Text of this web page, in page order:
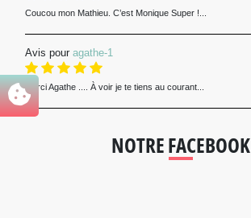
Coucou mon Mathieu. C’est Monique Super !...
Avis pour agathe-1
Merci Agathe .... À voir je te tiens au courant...
NOTRE FACEBOOK